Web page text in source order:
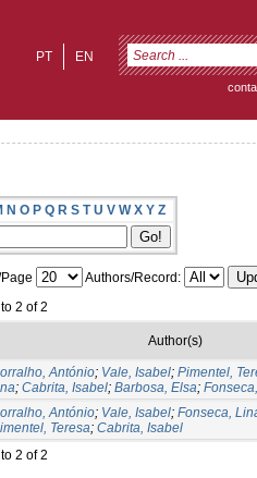
EN
PT
N O P Q R S T U V W X Y Z
Authors/Record:
2 of 2
Author(s)
António; Vale, Isabel; Pimentel,
; Cabrita, Isabel; Barbosa, Elsa;
António; Vale, Isabel; Fonseca,
Teresa; Cabrita, Isabel
2 of 2